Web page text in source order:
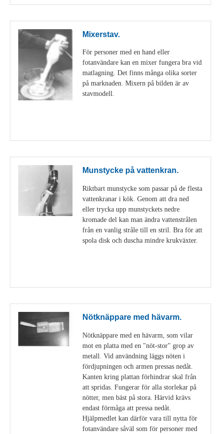
Mixerstav.
För personer med en hand eller
fotanvändare kan en mixer fungera bra vid
matlagning. Det finns många olika sorter
på marknaden. Mixern på bilden är av
stavmodell.
Munstycke på vattenkran.
Riktbart munstycke som passar på de flesta
vattenkranar i kök. Genom att dra ned
eller trycka upp munstyckets nedre
kromade del kan man ändra vattenstrålen
från en vanlig stråle till en stril. Bra för att
spola disk och duscha mindre krukväxter.
Nötknäppare med hävarm.
Nötknäppare med en hävarm, som vilar
mot en platta med en "nöt-stor" grop av
metall. Vid användning läggs nöten i
fördjupningen och armen pressas nedåt.
Kanten kring plattan förhindrar skal från
att spridas. Fungerar för alla storlekar på
nötter, men bäst på stora. Härvid krävs
endast förmåga att pressa nedåt.
Hjälpmedlet kan därför vara till nytta för
fotanvändare såväl som för personer med